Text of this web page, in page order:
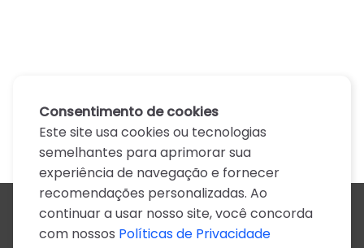
Todos os artistas
A
B C D E F G H I J
Consentimento de cookies
Este site usa cookies ou tecnologias
semelhantes para aprimorar sua
experiência de navegação e fornecer
recomendações personalizadas. Ao
continuar a usar nosso site, você concorda
com nossos Políticas de Privacidade